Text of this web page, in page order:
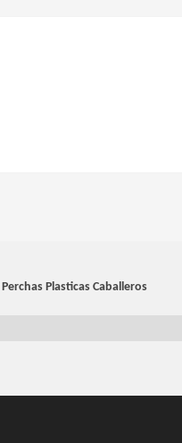
Perchas Plasticas Caballeros